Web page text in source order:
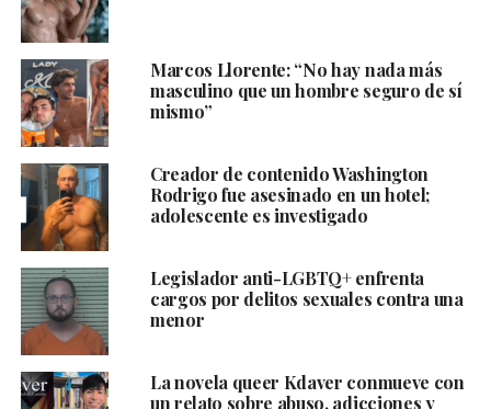
Marcos Llorente: “No hay nada más
masculino que un hombre seguro de sí
mismo”
Creador de contenido Washington
Rodrigo fue asesinado en un hotel;
adolescente es investigado
Legislador anti-LGBTQ+ enfrenta
cargos por delitos sexuales contra una
menor
La novela queer Kdaver conmueve con
un relato sobre abuso, adicciones y